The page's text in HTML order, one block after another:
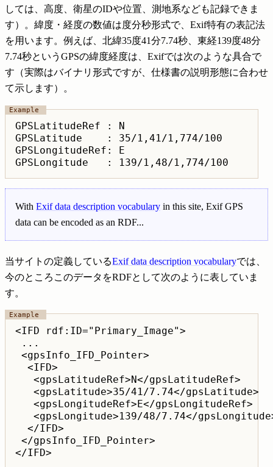
しては、高度、衛星のIDや位置、測地系なども記録できま
す）。緯度・経度の数値は度分秒形式で、Exif特有の表記法
を用います。例えば、北緯35度41分7.74秒、東経139度48分
7.74秒というGPSの緯度経度は、Exifでは次のような具合で
す（実際はバイナリ形式ですが、仕様書の説明形態に合わせ
て示します）。
GPSLatitudeRef : N
GPSLatitude    : 35/1,41/1,774/100
GPSLongitudeRef: E
GPSLongitude   : 139/1,48/1,774/100
With Exif data description vocabulary in this site, Exif GPS
data can be encoded as an RDF...
当サイトの定義しているExif data description vocabularyでは、
今のところこのデータをRDFとして次のように表していま
す。
<IFD rdf:ID="Primary_Image">
...
<gpsInfo_IFD_Pointer>
  <IFD>
   <gpsLatitudeRef>N</gpsLatitudeRef>
   <gpsLatitude>35/41/7.74</gpsLatitude>
   <gpsLongitudeRef>E</gpsLongitudeRef>
<gpsLongitude>139/48/7.74</
  </IFD>
</gpsInfo_IFD_Pointer>